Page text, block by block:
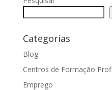
Categorias
Blog
Centros de Formação
Emprego